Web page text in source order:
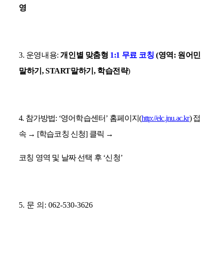
영
3. 운영내용:개인별 맞춤형 1:1 무료 코칭(영역: 원어민
말하기 , START말하기 , 학습전략)
4. 참가방법: ‘영어학습센터’ 홈페이지(http://elc.jnu.ac.kr)접
속 → [학습코칭 신청] 클릭 →
코칭 영역 및 날짜 선택 후 ‘신청’
5. 문 의 : 062-530-3626